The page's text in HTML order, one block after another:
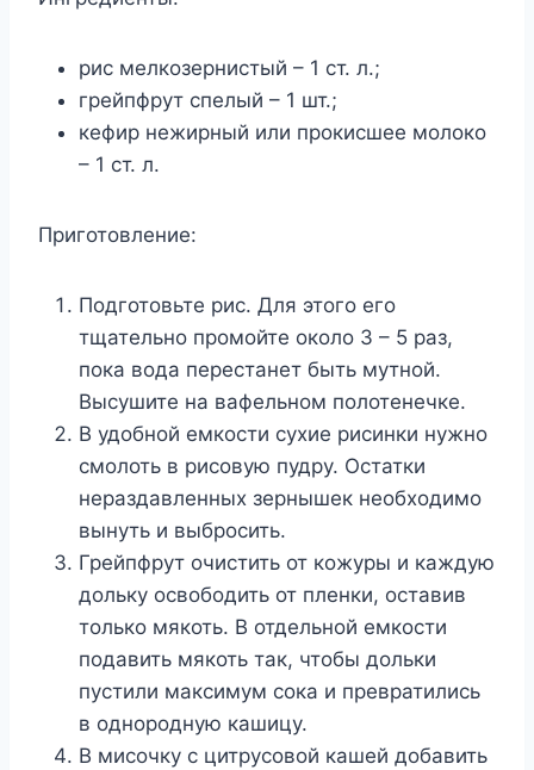
рис мелкозернистый – 1 ст. л.;
грейпфрут спелый – 1 шт.;
кефир нежирный или прокисшее молоко
– 1 ст. л.
Приготовление:
Подготовьте рис. Для этого его
тщательно промойте около 3 – 5 раз,
пока вода перестанет быть мутной.
Высушите на вафельном полотенечке.
В удобной емкости сухие рисинки нужно
смолоть в рисовую пудру. Остатки
нераздавленных зернышек необходимо
вынуть и выбросить.
Грейпфрут очистить от кожуры и каждую
дольку освободить от пленки, оставив
только мякоть. В отдельной емкости
подавить мякоть так, чтобы дольки
пустили максимум сока и превратились
в однородную кашицу.
В мисочку с цитрусовой кашей добавить